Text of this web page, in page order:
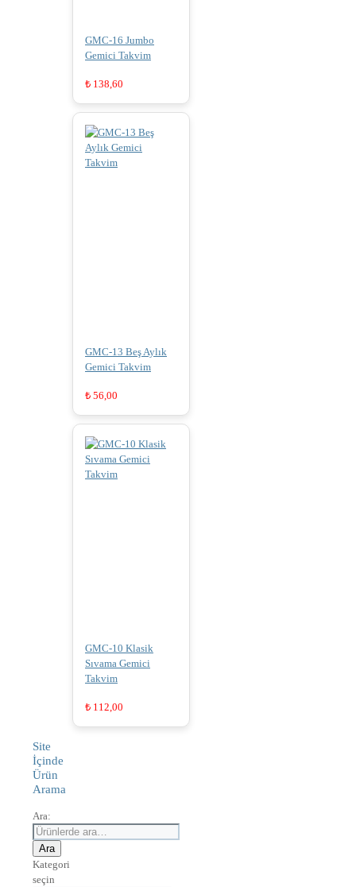
GMC-16 Jumbo
Gemici Takvim
₺ 138,60
GMC-13 Beş Aylık
Gemici Takvim
₺ 56,00
GMC-10 Klasik
Sıvama Gemici
Takvim
₺ 112,00
Site
İçinde
Ürün
Arama
Ara:
Ara
Kategori
seçin